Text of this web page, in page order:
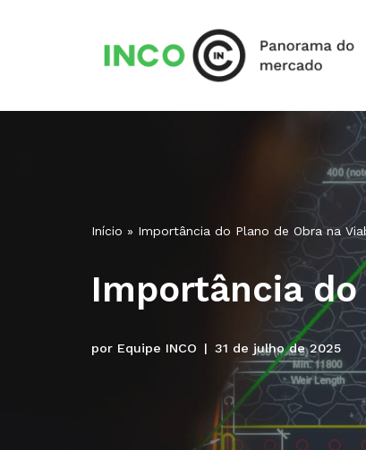
Início » Importância do Plano de Obra na
Importância
por Equipe INCO 31 de julho de 2025